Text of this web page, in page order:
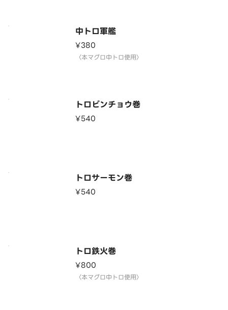
中トロ軍艦
¥380
〈本マグロ中トロ使用〉
トロビンチョウ巻
¥540
トロサーモン巻
¥540
トロ鉄火巻
¥800
〈本マグロ中トロ使用〉